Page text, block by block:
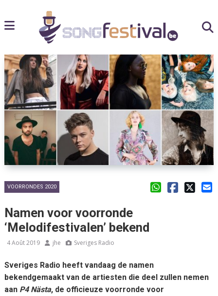
VOORRONDES 2020
Namen voor voorronde
‘Melodifestivalen’ bekend
4 Août 2019 jhe Sveriges Radio
Sveriges Radio heeft vandaag de namen
bekendgemaakt van de artiesten die deel zullen nemen
aan P4 Nästa, de officieuze voorronde voor